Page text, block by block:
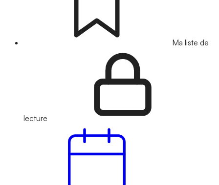
Ma liste de
lecture